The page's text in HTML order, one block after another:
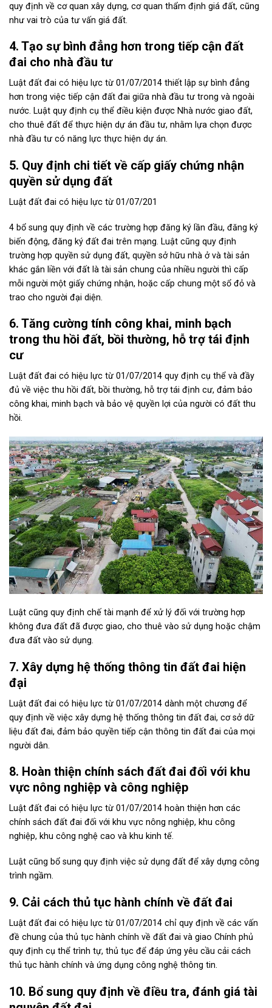
quy định về cơ quan xây dựng, cơ quan thẩm định giá đất, cũng
như vai trò của tư vấn giá đất.
4. Tạo sự bình đẳng hơn trong tiếp cận đất
đai cho nhà đầu tư
Luật đất đai có hiệu lực từ 01/07/2014 thiết lập sự bình đẳng
hơn trong việc tiếp cận đất đai giữa nhà đầu tư trong và ngoài
nước. Luật quy định cụ thể điều kiện được Nhà nước giao đất,
cho thuê đất để thực hiện dự án đầu tư, nhằm lựa chọn được
nhà đầu tư có năng lực thực hiện dự án.
5. Quy định chi tiết về cấp giấy chứng nhận
quyền sử dụng đất
Luật đất đai có hiệu lực từ 01/07/201
4 bổ sung quy định về các trường hợp đăng ký lần đầu, đăng ký
biến động, đăng ký đất đai trên mạng. Luật cũng quy định
trường hợp quyền sử dụng đất, quyền sở hữu nhà ở và tài sản
khác gắn liền với đất là tài sản chung của nhiều người thì cấp
mỗi người một giấy chứng nhận, hoặc cấp chung một sổ đỏ và
trao cho người đại diện.
6. Tăng cường tính công khai, minh bạch
trong thu hồi đất, bồi thường, hỗ trợ tái định
cư
Luật đất đai có hiệu lực từ 01/07/2014 quy định cụ thể và đầy
đủ về việc thu hồi đất, bồi thường, hỗ trợ tái định cư, đảm bảo
công khai, minh bạch và bảo vệ quyền lợi của người có đất thu
hồi.
Luật cũng quy định chế tài mạnh để xử lý đối với trường hợp
không đưa đất đã được giao, cho thuê vào sử dụng hoặc chậm
đưa đất vào sử dụng.
7. Xây dựng hệ thống thông tin đất đai hiện
đại
Luật đất đai có hiệu lực từ 01/07/2014 dành một chương để
quy định về việc xây dựng hệ thống thông tin đất đai, cơ sở dữ
liệu đất đai, đảm bảo quyền tiếp cận thông tin đất đai của mọi
người dân.
8. Hoàn thiện chính sách đất đai đối với khu
vực nông nghiệp và công nghiệp
Luật đất đai có hiệu lực từ 01/07/2014 hoàn thiện hơn các
chính sách đất đai đối với khu vực nông nghiệp, khu công
nghiệp, khu công nghệ cao và khu kinh tế.
Luật cũng bổ sung quy định việc sử dụng đất để xây dựng công
trình ngầm.
9. Cải cách thủ tục hành chính về đất đai
Luật đất đai có hiệu lực từ 01/07/2014 chỉ quy định về các vấn
đề chung của thủ tục hành chính về đất đai và giao Chính phủ
quy định cụ thể trình tự, thủ tục để đáp ứng yêu cầu cải cách
thủ tục hành chính và ứng dụng công nghệ thông tin.
10. Bổ sung quy định về điều tra, đánh giá tài